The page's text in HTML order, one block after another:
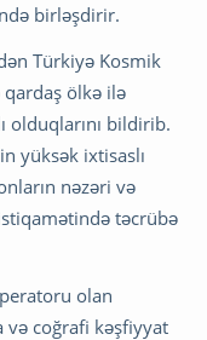
birləşdirir.
Türkiyə Kosmik
ölkə ilə
olduqlarını bildirib.
yüksək ixtisaslı
nəzəri və
təcrübə
olan
və coğrafi kəşfiyyat